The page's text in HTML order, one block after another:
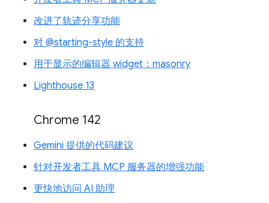
改进了轨迹分享功能
对 @starting-style 的支持
用于显示的编辑器 widget：masonry
Lighthouse 13
Chrome 142
Gemini 提供的代码建议
针对开发者工具 MCP 服务器的增强功能
更快地访问 AI 助理